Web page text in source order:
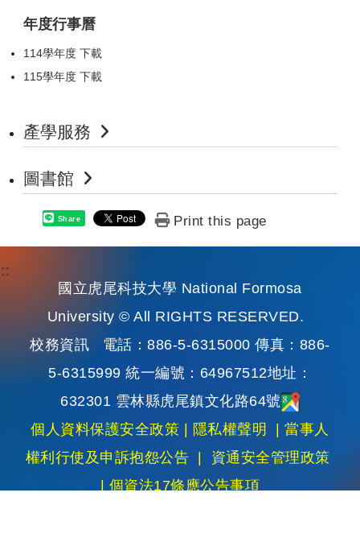
年度行事曆
114學年度 下載
115學年度 下載
產學服務
圖書館
Share Print this page
國立虎尾科技大學 National Formosa
University © All RIGHTS RESERVED.
校務資訊 電話：886-5-6315000 傳真：886-
5-6315999 統一編號：64967512地址：
632301 雲林縣虎尾鎮文化路64號
個人資料保護安全政策 | 隱私權聲明 |當事人
權利行使及申訴抱怨公告 | 資通安全管理政策
| 個資法17條應公告事項